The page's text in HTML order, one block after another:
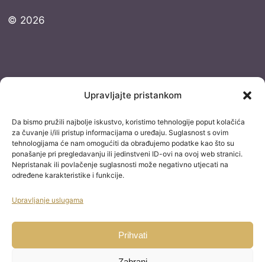
Upravljajte pristankom
Da bismo pružili najbolje iskustvo, koristimo tehnologije poput kolačića
za čuvanje i/ili pristup informacijama o uređaju. Suglasnost s ovim
tehnologijama će nam omogućiti da obrađujemo podatke kao što su
ponašanje pri pregledavanju ili jedinstveni ID-ovi na ovoj web stranici.
Nepristanak ili povlačenje suglasnosti može negativno utjecati na
određene karakteristike i funkcije.
Upravljanje uslugama
Prihvati
© 2026
Uvjeti korištenja
Izjava o izuzimanju od odgovornosti
Izjava o konverziji
Blog staro
Kontakt